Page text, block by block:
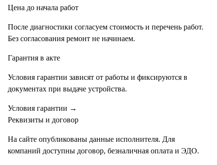
Цена до начала работ
После диагностики согласуем стоимость и перечень работ.
Без согласования ремонт не начинаем.
Гарантия в акте
Условия гарантии зависят от работы и фиксируются в
документах при выдаче устройства.
Условия гарантии →
Реквизиты и договор
На сайте опубликованы данные исполнителя. Для
компаний доступны договор, безналичная оплата и ЭДО.